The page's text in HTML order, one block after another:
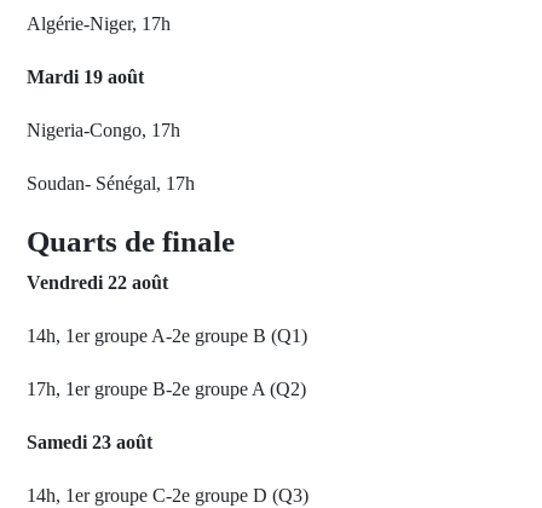
Algérie-Niger, 17h
Mardi 19 août
Nigeria-Congo, 17h
Soudan- Sénégal, 17h
Quarts de finale
Vendredi 22 août
14h, 1er groupe A-2e groupe B (Q1)
17h, 1er groupe B-2e groupe A (Q2)
Samedi 23 août
14h, 1er groupe C-2e groupe D (Q3)